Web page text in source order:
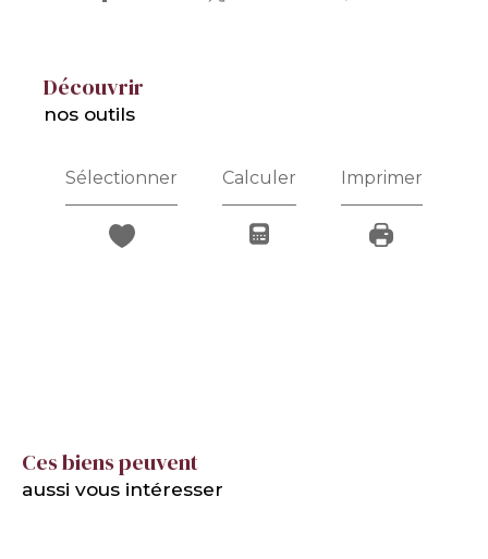
découvrir
nos outils
Sélectionner Calculer Imprimer
Ces biens peuvent
aussi vous intéresser